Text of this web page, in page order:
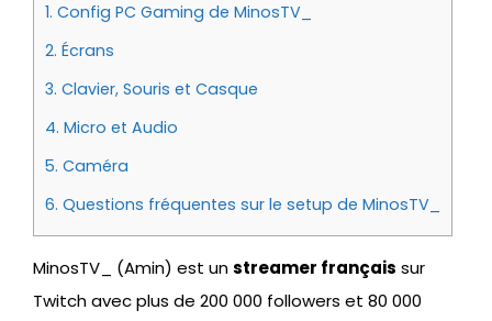
1. Config PC Gaming de MinosTV_
2. Écrans
3. Clavier, Souris et Casque
4. Micro et Audio
5. Caméra
6. Questions fréquentes sur le setup de MinosTV_
MinosTV_ (Amin) est unstreamer français sur
Twitch avec plus de 200 000 followers et 80 000